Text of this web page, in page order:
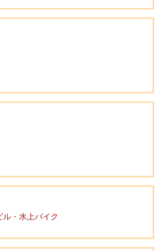
ル・水上バイク